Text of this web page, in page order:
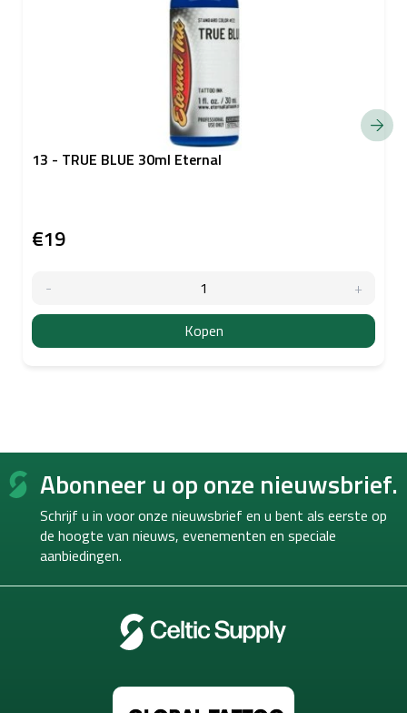
13 - TRUE BLUE 30ml Eternal
€19
Kopen
F
Abonneer u op onze nieuwsbrief.
Schrijf u in voor onze nieuwsbrief en u bent als eerste op
de hoogte van nieuws, evenementen en speciale
aanbiedingen.